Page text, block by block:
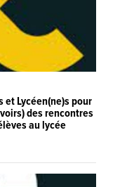
et Lycéen(ne)s pour
des rencontres
au lycée